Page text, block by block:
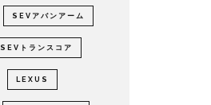
SEVアバンアーム
SEVトランスコア
LEXUS